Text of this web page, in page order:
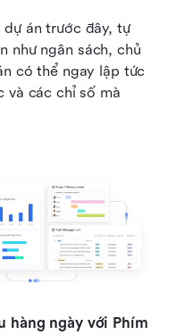
dự án trước đây, tự
như ngân sách, chủ
có thể ngay lập tức
và các chỉ số mà
hàng ngày với Phím